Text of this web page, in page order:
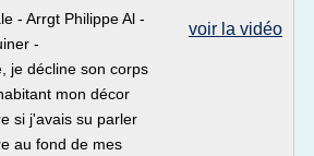
voir la vidéo
- Arrgt Philippe Al -
-
je décline son corps
mon décor
si j'avais su parler
au fond de mes